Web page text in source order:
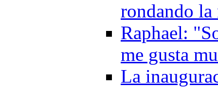
rondando la
Raphael:
me gusta
La